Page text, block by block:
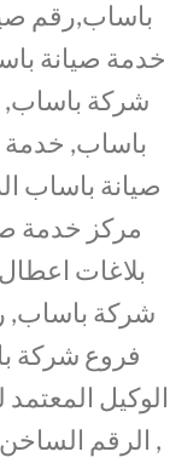
باساب,رقم
خدمة صيانة
شركة باساب,
باساب, خدمة
صيانة باساب
مركز خدمة
بلاغات
شركة باساب,
فروع شركة
الوكيل
, الرقم